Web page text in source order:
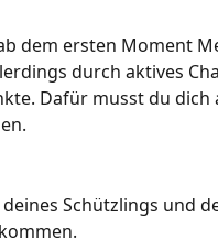
dem ersten Moment
durch aktives
Dafür musst du
Schützlings und